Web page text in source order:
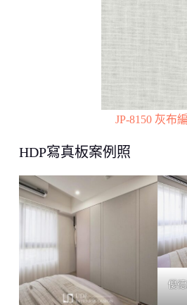
JP-8150 灰布
HDP寫真板案例照
優